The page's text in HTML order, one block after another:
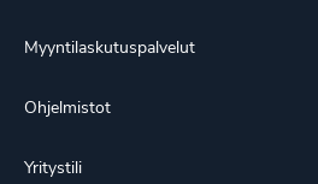
Myyntilaskutuspalvelut
Ohjelmistot
Yritystili